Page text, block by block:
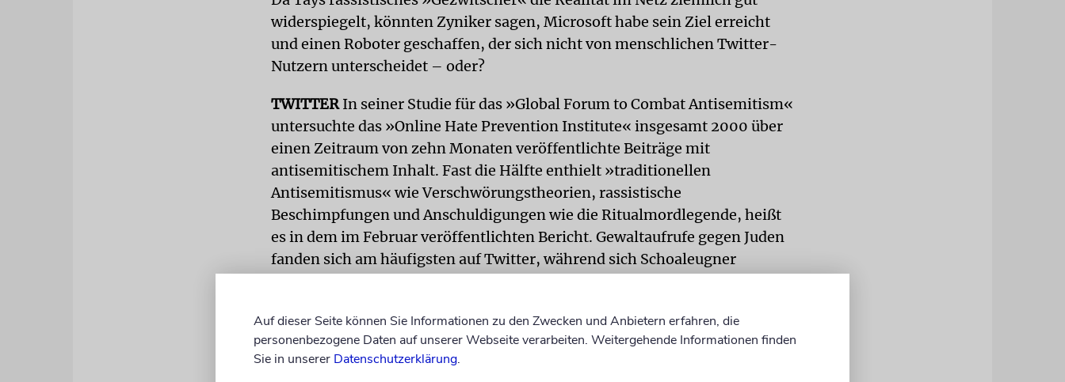
widerspiegelt, könnten Zyniker sagen, Microsoft habe sein Ziel erreicht
und einen Roboter geschaffen, der sich nicht von menschlichen Twitter-
Nutzern unterscheidet – oder?
TWITTERIn seiner Studie für das »Global Forum to Combat Antisemitism«
untersuchte das »Online Hate Prevention Institute« insgesamt 2000 über
einen Zeitraum von zehn Monaten veröffentlichte Beiträge mit
antisemitischem Inhalt. Fast die Hälfte enthielt »traditionellen
Antisemitismus« wie Verschwörungstheorien, rassistische
Beschimpfungen und Anschuldigungen wie die Ritualmordlegende, heißt
es in dem im Februar veröffentlichten Bericht. Gewaltaufrufe gegen Juden
fanden sich am häufigsten auf Twitter, während sich Schoaleugner
Bereits 2014 kam ein Bericht des Simon Wiesenthal Center zu dem
Ergebnis, dass Twitter die »Lieblingswaffe« von Fanatikern und Rassisten
sei. Die Anti-Defamation League (ADL) veröffentlichte ebenfalls im
Auf dieser Seite können Sie Informationen zu den Zwecken und Anbietern erfahren, die
personenbezogene Daten auf unserer Webseite verarbeiten. Weitergehende Informationen finden
Sie in unserer Datenschutzerklärung.